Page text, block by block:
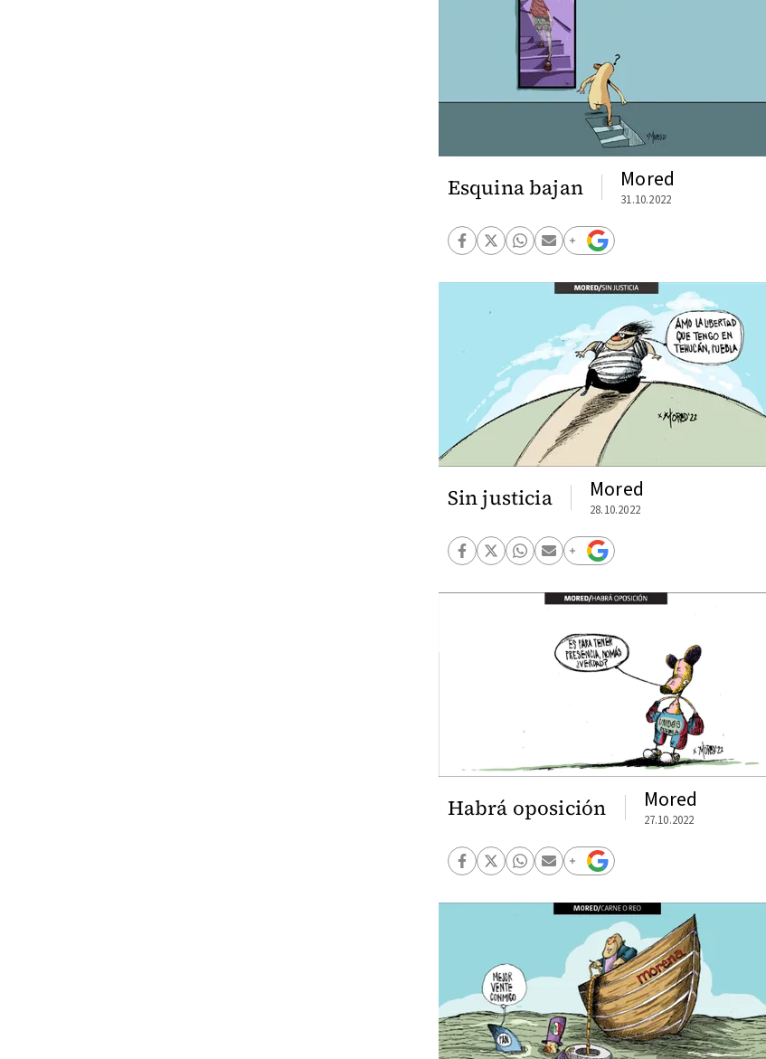
Esquina bajan Mored
31.10.2022
Sin justicia Mored
28.10.2022
Habrá oposición Mored
27.10.2022